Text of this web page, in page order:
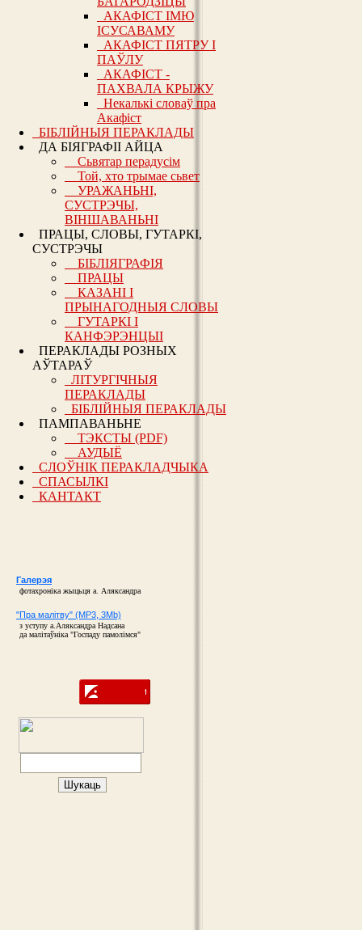
АКАФІСТ ІМЮ
ІСУСАВАМУ
АКАФІСТ ПЯТРУ І
ПАЎЛУ
АКАФІСТ -
ПАХВАЛА КРЫЖУ
Некалькі словаў пра
Акафіст
БІБЛІЙНЫЯ ПЕРАКЛАДЫ
ДА БІЯГРАФІІ АЙЦА
Сьвятар перадусім
Той, хто трымае сьвет
УРАЖАНЬНІ,
СУСТРЭЧЫ,
ВІНШАВАНЬНІ
ПРАЦЫ, СЛОВЫ, ГУТАРКІ,
СУСТРЭЧЫ
БІБЛІЯГРАФІЯ
ПРАЦЫ
КАЗАНІ І
ПРЫНАГОДНЫЯ СЛОВЫ
ГУТАРКІ І
КАНФЭРЭНЦЫІ
ПЕРАКЛАДЫ РОЗНЫХ
АЎТАРАЎ
ЛІТУРГІЧНЫЯ
ПЕРАКЛАДЫ
БІБЛІЙНЫЯ ПЕРАКЛАДЫ
ПАМПАВАНЬНЕ
ТЭКСТЫ (PDF)
АУДЫЁ
СЛОЎНІК ПЕРАКЛАДЧЫКА
СПАСЫЛКІ
КАНТАКТ
Галерэя
фотахроніка жыцьця а. Аляксандра
"Пра малітву" (MP3, 3Mb)
з уступу а.Аляксандра Надсана
да малітаўніка "Госпаду памолімся"